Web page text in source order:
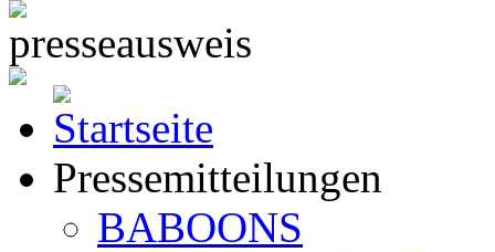
Pressemitteilungen
BABOONS